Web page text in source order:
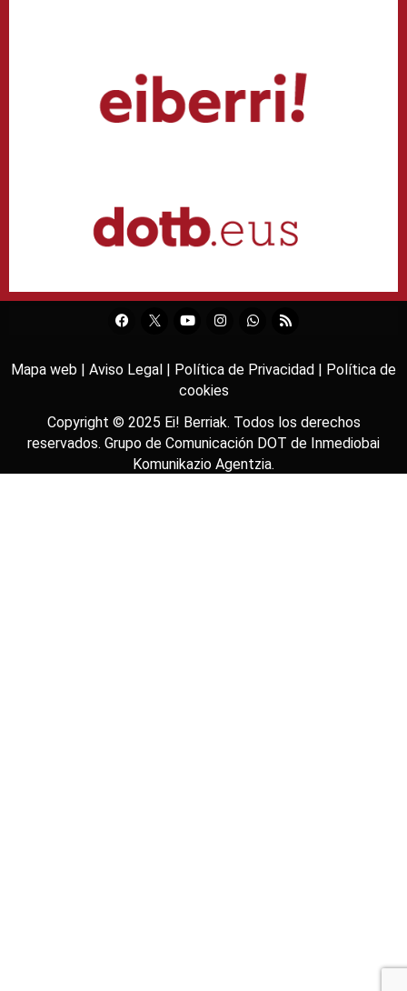
Mapa web | Aviso Legal | Política de Privacidad | Política de
cookies
Copyright © 2025 Ei! Berriak. Todos los derechos
reservados. Grupo de Comunicación DOT de Inmediobai
Komunikazio Agentzia.